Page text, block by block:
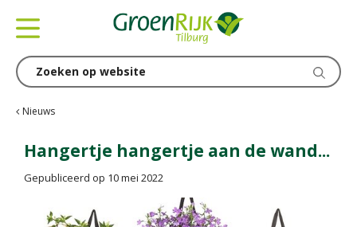
Nieuws
Hangertje hangertje aan de wand...
Gepubliceerd op 10 mei 2022